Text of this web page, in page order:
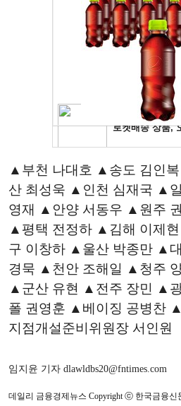
▲부천 나대호 ▲송도 김인
산 최성욱 ▲인천 심재국 ▲
영재 ▲안양 서동우 ▲원주
▲평택 전정하 ▲김해 이제
구 이창하 ▲울산 박종만 ▲
경묵 ▲천안 조해일 ▲청주
▲군산 유현 ▲전주 장민 ▲
폴 권영훈 ▲베이징 공병찬
지점개설준비위원장 서인원
임지윤 기자 dlawldbs20@fntimes.com
데일리 금융경제뉴스 Copyright ⓒ 한국금융신